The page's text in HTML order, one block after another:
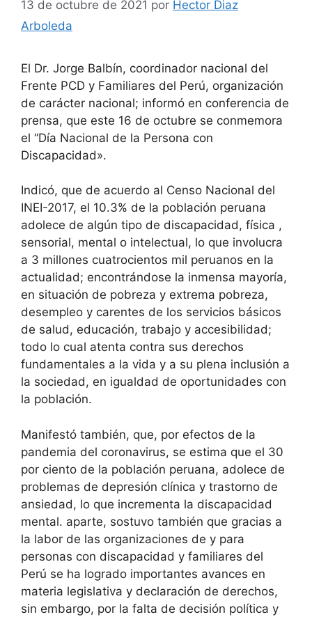
13 de octubre de 2021 por Hector Diaz
Arboleda
El Dr. Jorge Balbín, coordinador nacional del
Frente PCD y Familiares del Perú, organización
de carácter nacional; informó en conferencia de
prensa, que este 16 de octubre se conmemora
el “Día Nacional de la Persona con
Discapacidad».
Indicó, que de acuerdo al Censo Nacional del
INEI-2017, el 10.3% de la población peruana
adolece de algún tipo de discapacidad, física ,
sensorial, mental o intelectual, lo que involucra
a 3 millones cuatrocientos mil peruanos en la
actualidad; encontrándose la inmensa mayoría,
en situación de pobreza y extrema pobreza,
desempleo y carentes de los servicios básicos
de salud, educación, trabajo y accesibilidad;
todo lo cual atenta contra sus derechos
fundamentales a la vida y a su plena inclusión a
la sociedad, en igualdad de oportunidades con
la población.
Manifestó también, que, por efectos de la
pandemia del coronavirus, se estima que el 30
por ciento de la población peruana, adolece de
problemas de depresión clínica y trastorno de
ansiedad, lo que incrementa la discapacidad
mental. aparte, sostuvo también que gracias a
la labor de las organizaciones de y para
personas con discapacidad y familiares del
Perú se ha logrado importantes avances en
materia legislativa y declaración de derechos,
sin embargo, por la falta de decisión política y